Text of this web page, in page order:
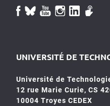
UNIVERSITÉ DE
Université de
12 rue Marie Curie, CS
10004 Troyes CEDEX